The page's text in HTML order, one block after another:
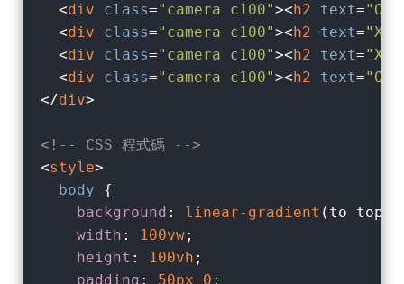
<div class="camera c100">< h2 text="O"
<div class="camera c100">< h2 text="X"
<div class="camera c100">< h2 text="X"
<div class="camera c100">< h2 text="O"
</div>
<!-- CSS 程式碼 -->
<style>
body {
background : linear-gradient (to top,
width : 100vw;
height : 100vh ;
padding : 50px 0 ;